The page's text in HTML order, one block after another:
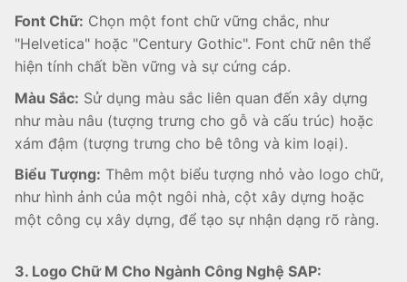
Font Chữ: Chọn một font chữ vững chắc, như
"Helvetica" hoặc "Century Gothic". Font chữ nên thể
hiện tính chất bền vững và sự cứng cáp.
Màu Sắc: Sử dụng màu sắc liên quan đến xây dựng
như màu nâu (tượng trưng cho gỗ và cấu trúc) hoặc
xám đậm (tượng trưng cho bê tông và kim loại).
Biểu Tượng: Thêm một biểu tượng nhỏ vào logo chữ,
như hình ảnh của một ngôi nhà, cột xây dựng hoặc
một công cụ xây dựng, để tạo sự nhận dạng rõ ràng.
3. Logo Chữ M Cho Ngành Công Nghệ SAP: